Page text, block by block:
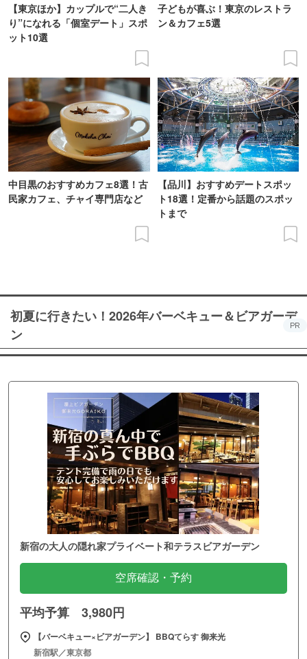
【東京ほか】カップルで“二人き
り”になれる「個室デート」スポ
ット10選
子どもが喜ぶ！東京のレストラ
ン＆カフェ5選
中目黒のおすすめカフェ8選！古
民家カフェ、チャイ専門店など
【品川】おすすめデートスポッ
ト18選！定番から話題のスポッ
トまで
初夏に行きたい！2026年バーベキュー＆ビアガーデ
ン
PR
新宿の大人の隠れ家プライベート和テラスビアガーデン
空席確認・予約
平均予算 3,980円
【バーベキュー×ビアガーデン】 BBQてらす 御来光
新宿駅／東京都